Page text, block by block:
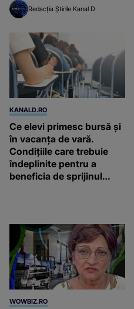
Redacția Știrile Kanal D
KANALD.RO
Ce elevi primesc bursă și
în vacanța de vară.
Condițiile care trebuie
îndeplinite pentru a
beneficia de sprijinul
WOWBIZ.RO